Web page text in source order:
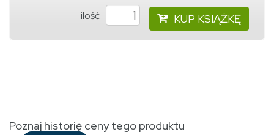
ilość KUP KSIĄŻKĘ
Poznaj historię ceny tego produktu